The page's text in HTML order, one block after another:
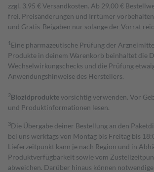
zzgl. 3,95 € Versandkosten. Ab 29,00 €
frei. Preisänderungen und Irrtümer
und Gratis-Beigaben nur solange der Vorrat
1 Eine pharmazeutische Prüfung der
Produkte in deinem Warenkorb beinhaltet die
Wechselwirkungschecks und die Prüfung
Anwendungshinweise des Herstellers.
2Biozidproduktevorsichtig verwenden. Vor
und Produktinformationen lesen.
3Die Übergabe deiner Bestellung an den
bei uns werktags von Montag bis Freitag bis
Lieferzeitpunkt kann je nach Region und in
Produktverfügbarkeit sowie vom
abweichen. Darüber hinaus können